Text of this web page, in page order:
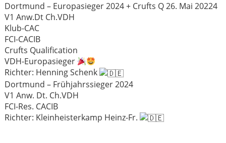
Dortmund – Europasieger 2024 + Crufts Q 26. Mai 20224
V1 Anw.Dt Ch.VDH
Klub-CAC
FCI-CACIB
Crufts Qualification
VDH-Europasieger
Richter: Henning Schenk
Dortmund – Frühjahrssieger 2024
V1 Anw. Dt. Ch.VDH
FCI-Res. CACIB
Richter: Kleinheisterkamp Heinz-Fr.